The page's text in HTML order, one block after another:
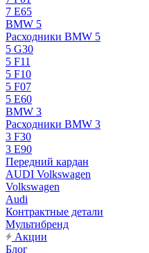
7 E65
BMW 5
Расходники BMW 5
5 G30
5 F11
5 F10
5 F07
5 E60
BMW 3
Расходники BMW 3
3 F30
3 E90
Передний кардан
AUDI Volkswagen
Volkswagen
Audi
Контрактные детали
Мультибренд
Акции
Блог